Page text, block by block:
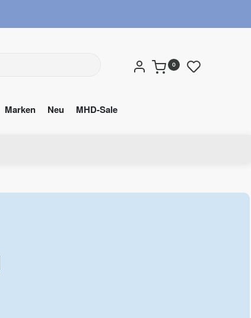
0
Marken Neu MHD-Sale